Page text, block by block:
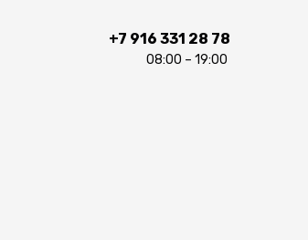
+7 916 331 28 78
08:00 – 19:00